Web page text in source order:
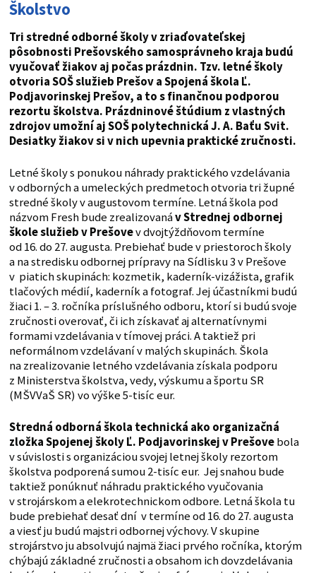
Školstvo
Tri stredné odborné školy v zriaďovateľskej
pôsobnosti Prešovského samosprávneho kraja budú
vyučovať žiakov aj počas prázdnin. Tzv. letné školy
otvoria SOŠ služieb Prešov a Spojená škola Ľ.
Podjavorinskej Prešov, a to s finančnou podporou
rezortu školstva. Prázdninové štúdium z vlastných
zdrojov umožní aj SOŠ polytechnická J. A. Baťu Svit.
Desiatky žiakov si v nich upevnia praktické zručnosti.
Letné školy s ponukou náhrady praktického vzdelávania
v odborných a umeleckých predmetoch otvoria tri župné
stredné školy v augustovom termíne. Letná škola pod
názvom Fresh bude zrealizovanáv Strednej odbornej
škole služieb v Prešovev dvojtýždňovom termíne
od 16. do 27. augusta. Prebiehať bude v priestoroch školy
a na stredisku odbornej prípravy na Sídlisku 3 v Prešove
v piatich skupinách: kozmetik, kaderník-vizážista, grafik
tlačových médií, kaderník a fotograf. Jej účastníkmi budú
žiaci 1. – 3. ročníka príslušného odboru, ktorí si budú svoje
zručnosti overovať, či ich získavať aj alternatívnymi
formami vzdelávania v tímovej práci. A taktiež pri
neformálnom vzdelávaní v malých skupinách. Škola
na zrealizovanie letného vzdelávania získala podporu
z Ministerstva školstva, vedy, výskumu a športu SR
(MŠVVaŠ SR) vo výške 5-tisíc eur.
Stredná odborná škola technická ako organizačná
zložka Spojenej školy Ľ. Podjavorinskej v Prešovebola
v súvislosti s organizáciou svojej letnej školy rezortom
školstva podporená sumou 2-tisíc eur. Jej snahou bude
taktiež ponúknuť náhradu praktického vyučovania
v strojárskom a elekrotechnickom odbore. Letná škola tu
bude prebiehať desať dní v termíne od 16. do 27. augusta
a viesť ju budú majstri odbornej výchovy. V skupine
strojárstvo ju absolvujú najmä žiaci prvého ročníka, ktorým
chýbajú základné zručnosti a obsahom ich dovzdelávania